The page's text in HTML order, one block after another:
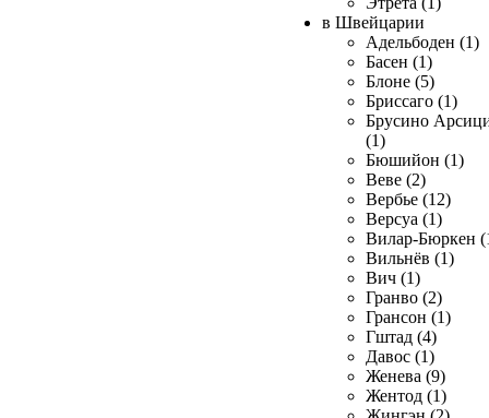
в Швейцарии
Адельбоден (1)
Басен (1)
Блоне (5)
Бриссаго (1)
Брусино
(1)
Бюшийон (1)
Веве (2)
Вербье (12)
Версуа (1)
Вилар-Бюркен
Вильнёв (1)
Вич (1)
Гранво (2)
Грансон (1)
Гштад (4)
Давос (1)
Женева (9)
Жентод (1)